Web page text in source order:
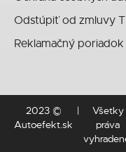
Odstúpiť od zmluvy
Reklamačný poriadok
2023 ©
Autoefekt.sk
Všetky
práva